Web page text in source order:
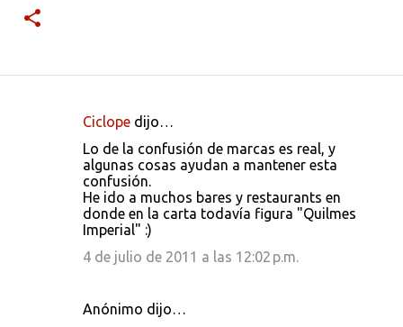
Ciclope dijo…
Lo de la confusión de marcas es real, y
algunas cosas ayudan a mantener esta
confusión.
He ido a muchos bares y restaurants en
donde en la carta todavía figura "Quilmes
Imperial" :)
4 de julio de 2011 a las 12:02 p.m.
Anónimo dijo…